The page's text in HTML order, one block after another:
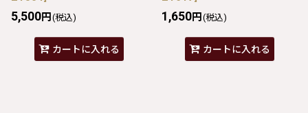
5,500円 (税込)
カートに入れる
1,650円 (税込)
カートに入れる